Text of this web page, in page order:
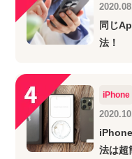
同じ
法！
iPhone
法は超